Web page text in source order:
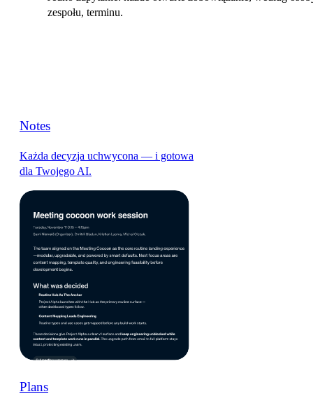
zespołu, terminu.
Notes
Każda decyzja uchwycona — i gotowa
dla Twojego AI.
Plans